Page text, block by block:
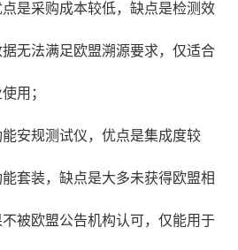
是采购成本较低，缺点是检测效
无法满足欧盟溯源要求，仅适合
用；
安规测试仪，优点是集成度较
套装，缺点是大多未获得欧盟相
被欧盟公告机构认可，仅能用于